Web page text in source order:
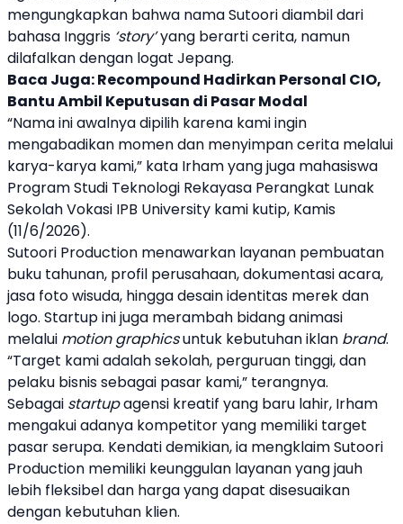
mengungkapkan bahwa nama Sutoori diambil dari
bahasa Inggris ‘story’yang berarti cerita, namun
dilafalkan dengan logat Jepang.
Baca Juga:Recompound Hadirkan Personal CIO,
Bantu Ambil Keputusan di Pasar Modal
“Nama ini awalnya dipilih karena kami ingin
mengabadikan momen dan menyimpan cerita melalui
karya-karya kami,” kata Irham yang juga mahasiswa
Program Studi Teknologi Rekayasa Perangkat Lunak
Sekolah Vokasi IPB University kami kutip, Kamis
(11/6/2026).
Sutoori Production menawarkan layanan pembuatan
buku tahunan, profil perusahaan, dokumentasi acara,
jasa foto wisuda, hingga desain identitas merek dan
logo. Startup ini juga merambah bidang animasi
melalui motion graphicsuntuk kebutuhan iklan brand.
“Target kami adalah sekolah, perguruan tinggi, dan
pelaku bisnis sebagai pasar kami,” terangnya.
Sebagai startupagensi kreatif yang baru lahir, Irham
mengakui adanya kompetitor yang memiliki target
pasar serupa. Kendati demikian, ia mengklaim Sutoori
Production memiliki keunggulan layanan yang jauh
lebih fleksibel dan harga yang dapat disesuaikan
dengan kebutuhan klien.